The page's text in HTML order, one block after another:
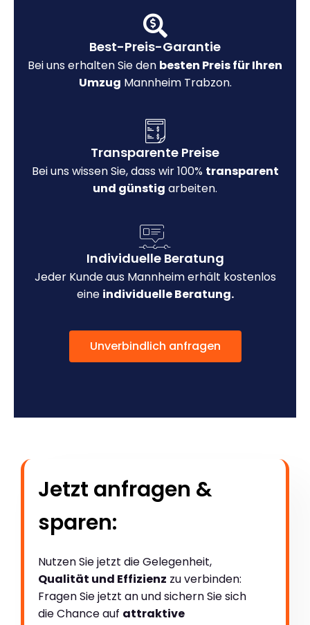
Best-Preis-Garantie
Bei uns erhalten Sie den besten Preis für Ihren
Umzug Mannheim Trabzon.
Transparente Preise
Bei uns wissen Sie, dass wir 100% transparent
und günstig arbeiten.
Individuelle Beratung
Jeder Kunde aus Mannheim erhält kostenlos
eine individuelle Beratung.
Unverbindlich anfragen
Jetzt anfragen &
sparen:
Nutzen Sie jetzt die Gelegenheit,
Qualität und Effizienz zu verbinden:
Fragen Sie jetzt an und sichern Sie sich
die Chance auf attraktive